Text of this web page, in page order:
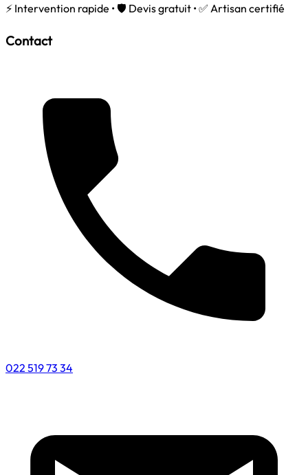
⚡ Intervention rapide • 🛡️ Devis gratuit • ✅ Artisan certifié
Contact
022 519 73 34